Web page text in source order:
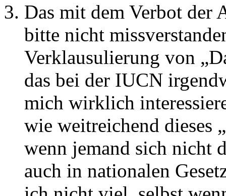
Das mit dem Verbot der
bitte nicht
Verklausulierung von
das bei der IUCN
mich wirklich
wie weitreichend dieses
wenn jemand sich nicht
auch in nationalen